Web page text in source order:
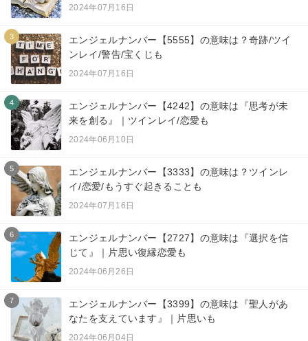
2024年07月16日
3
エンジェルナンバー【5555】の意味は？奇跡/ツイ
ンレイ/警告/宝くじも
2024年07月16日
4
エンジェルナンバー【4242】の意味は『思考が未
来を創る』｜ツインレイ/恋愛も
2024年06月10日
5
エンジェルナンバー【3333】の意味は？ツインレ
イ/恋愛/もうすぐ起きることも
2024年07月16日
6
エンジェルナンバー【2727】の意味は『選択を信
じて』｜片思い復縁恋愛も
2024年06月26日
7
エンジェルナンバー【3399】の意味は『聖人があ
なたを支えています』｜片思いも
2024年06月04日